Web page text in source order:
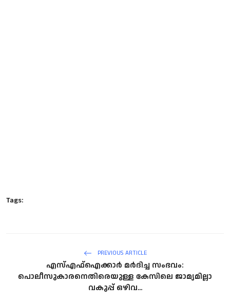
Tags:
PREVIOUS ARTICLE
എസ്എഫ്ഐക്കാർ മർദിച്ച സംഭവം:
പൊലീസുകാരനെതിരെയുള്ള കേസിലെ ജാമ്യമില്ലാ
വകുപ്പ് ഒഴിവ...